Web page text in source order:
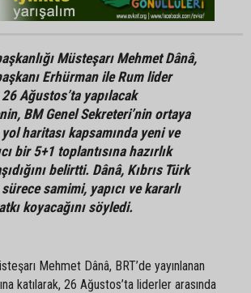
Müsteşarı Mehmet Dânâ,
Erhürman ile Rum lider
Ağustos’ta yapılacak
BM Genel Sekreteri’nin ortaya
haritası kapsamında yeni ve
bir 5+1 toplantısına hazırlık
belirtti. Dânâ, Kıbrıs Türk
samimi, yapıcı ve kararlı
koyacağını söyledi.
Mehmet Dânâ, BRT’de yayınlanan
katılarak, 26 Ağustos’ta liderler arasında